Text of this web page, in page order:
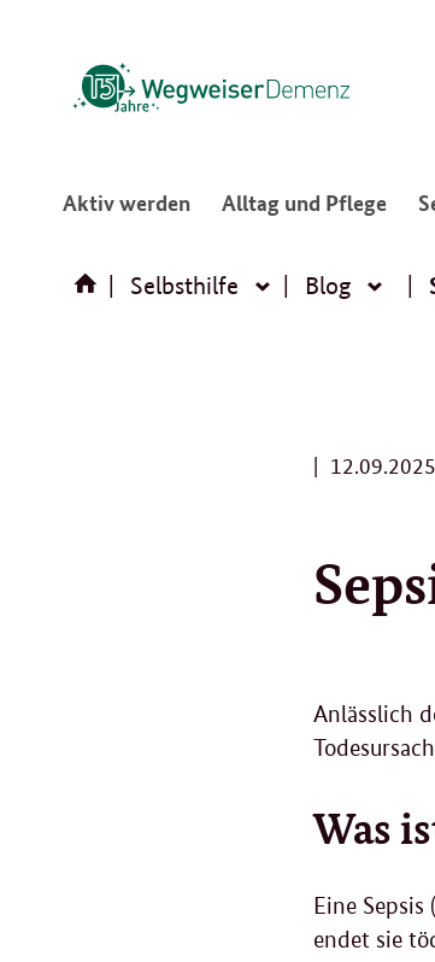
Aktiv werden:
öffnen/schließen
Alltag und Pflege:
Selbsthilfe Selbsthilfe
Blog
12.09.2025
Anlässlich
Was
Eine
endet sie